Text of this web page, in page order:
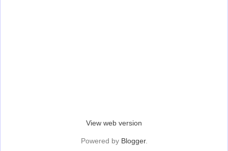
View web version
Powered by Blogger.